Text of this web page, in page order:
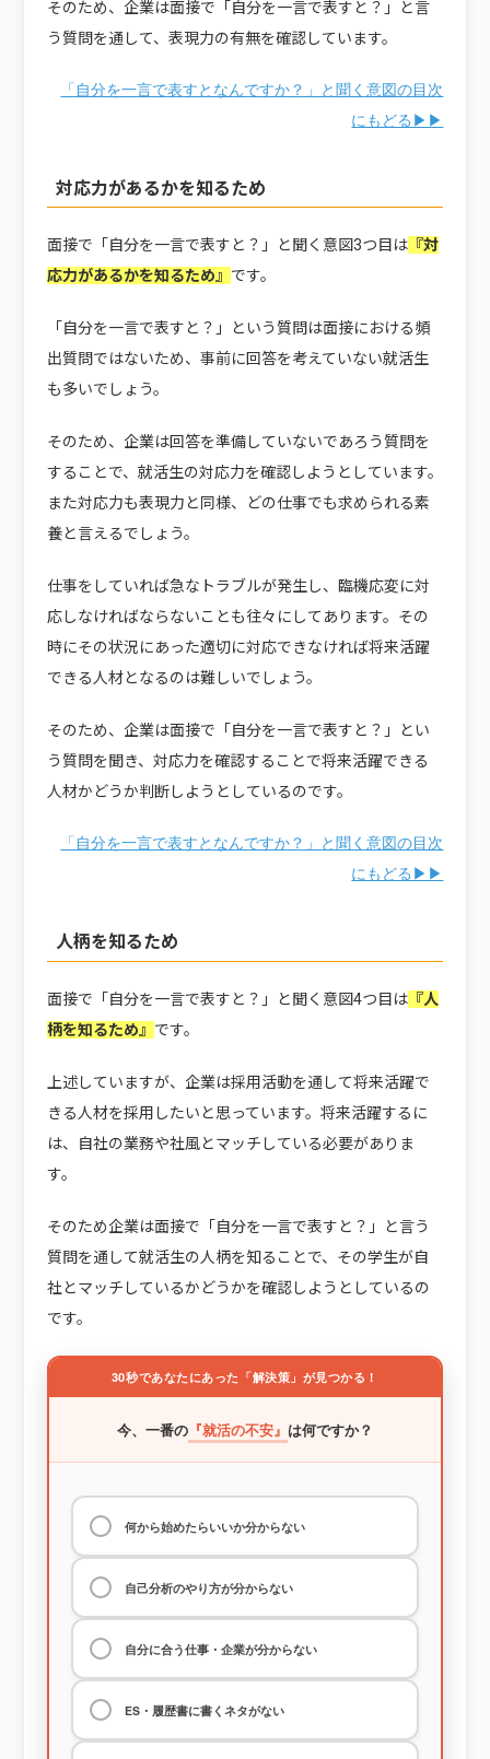
そのため、企業は面接で「自分を一言で表すと？」と言
う質問を通して、表現力の有無を確認しています。
「自分を一言で表すとなんですか？」と聞く意図の目次
にもどる▶▶
対応力があるかを知るため
面接で「自分を一言で表すと？」と聞く意図3つ目は『対
応力があるかを知るため』 です。
「自分を一言で表すと？」という質問は面接における頻
出質問ではないため、事前に回答を考えていない就活生
も多いでしょう。
そのため、企業は回答を準備していないであろう質問を
することで、就活生の対応力を確認しようとしています。
また対応力も表現力と同様、どの仕事でも求められる素
養と言えるでしょう。
仕事をしていれば急なトラブルが発生し、臨機応変に対
応しなければならないことも往々にしてあります。その
時にその状況にあった適切に対応できなければ将来活躍
できる人材となるのは難しいでしょう。
そのため、企業は面接で「自分を一言で表すと？」とい
う質問を聞き、対応力を確認することで将来活躍できる
人材かどうか判断しようとしているのです。
「自分を一言で表すとなんですか？」と聞く意図の目次
にもどる▶▶
人柄を知るため
面接で「自分を一言で表すと？」と聞く意図4つ目は『人
柄を知るため』 です。
上述していますが、企業は採用活動を通して将来活躍で
きる人材を採用したいと思っています。将来活躍するに
は、自社の業務や社風とマッチしている必要がありま
す。
そのため企業は面接で「自分を一言で表すと？」と言う
質問を通して就活生の人柄を知ることで、その学生が自
社とマッチしているかどうかを確認しようとしているの
です。
30秒であなたにあった「解決策」が見つかる！
今、一番の 『就活の不安』 は何ですか？
何から始めたらいいか分からない
自己分析のやり方が分からない
自分に合う仕事・企業が分からない
ES・履歴書に書くネタがない